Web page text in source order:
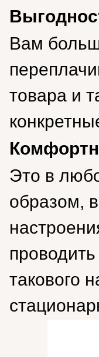
Вам
товара и
Это в
образом,
такового